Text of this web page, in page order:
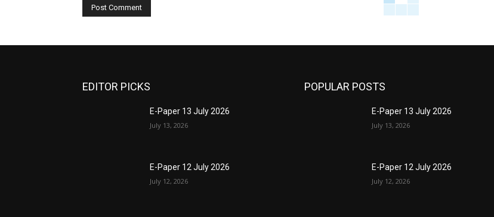
EDITOR PICKS
E-Paper 13 July 2026
July 13, 2026
E-Paper 12 July 2026
July 12, 2026
POPULAR POSTS
E-Paper 13 July 2026
July 13, 2026
E-Paper 12 July 2026
July 12, 2026